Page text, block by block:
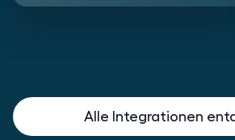
Alle Integrationen